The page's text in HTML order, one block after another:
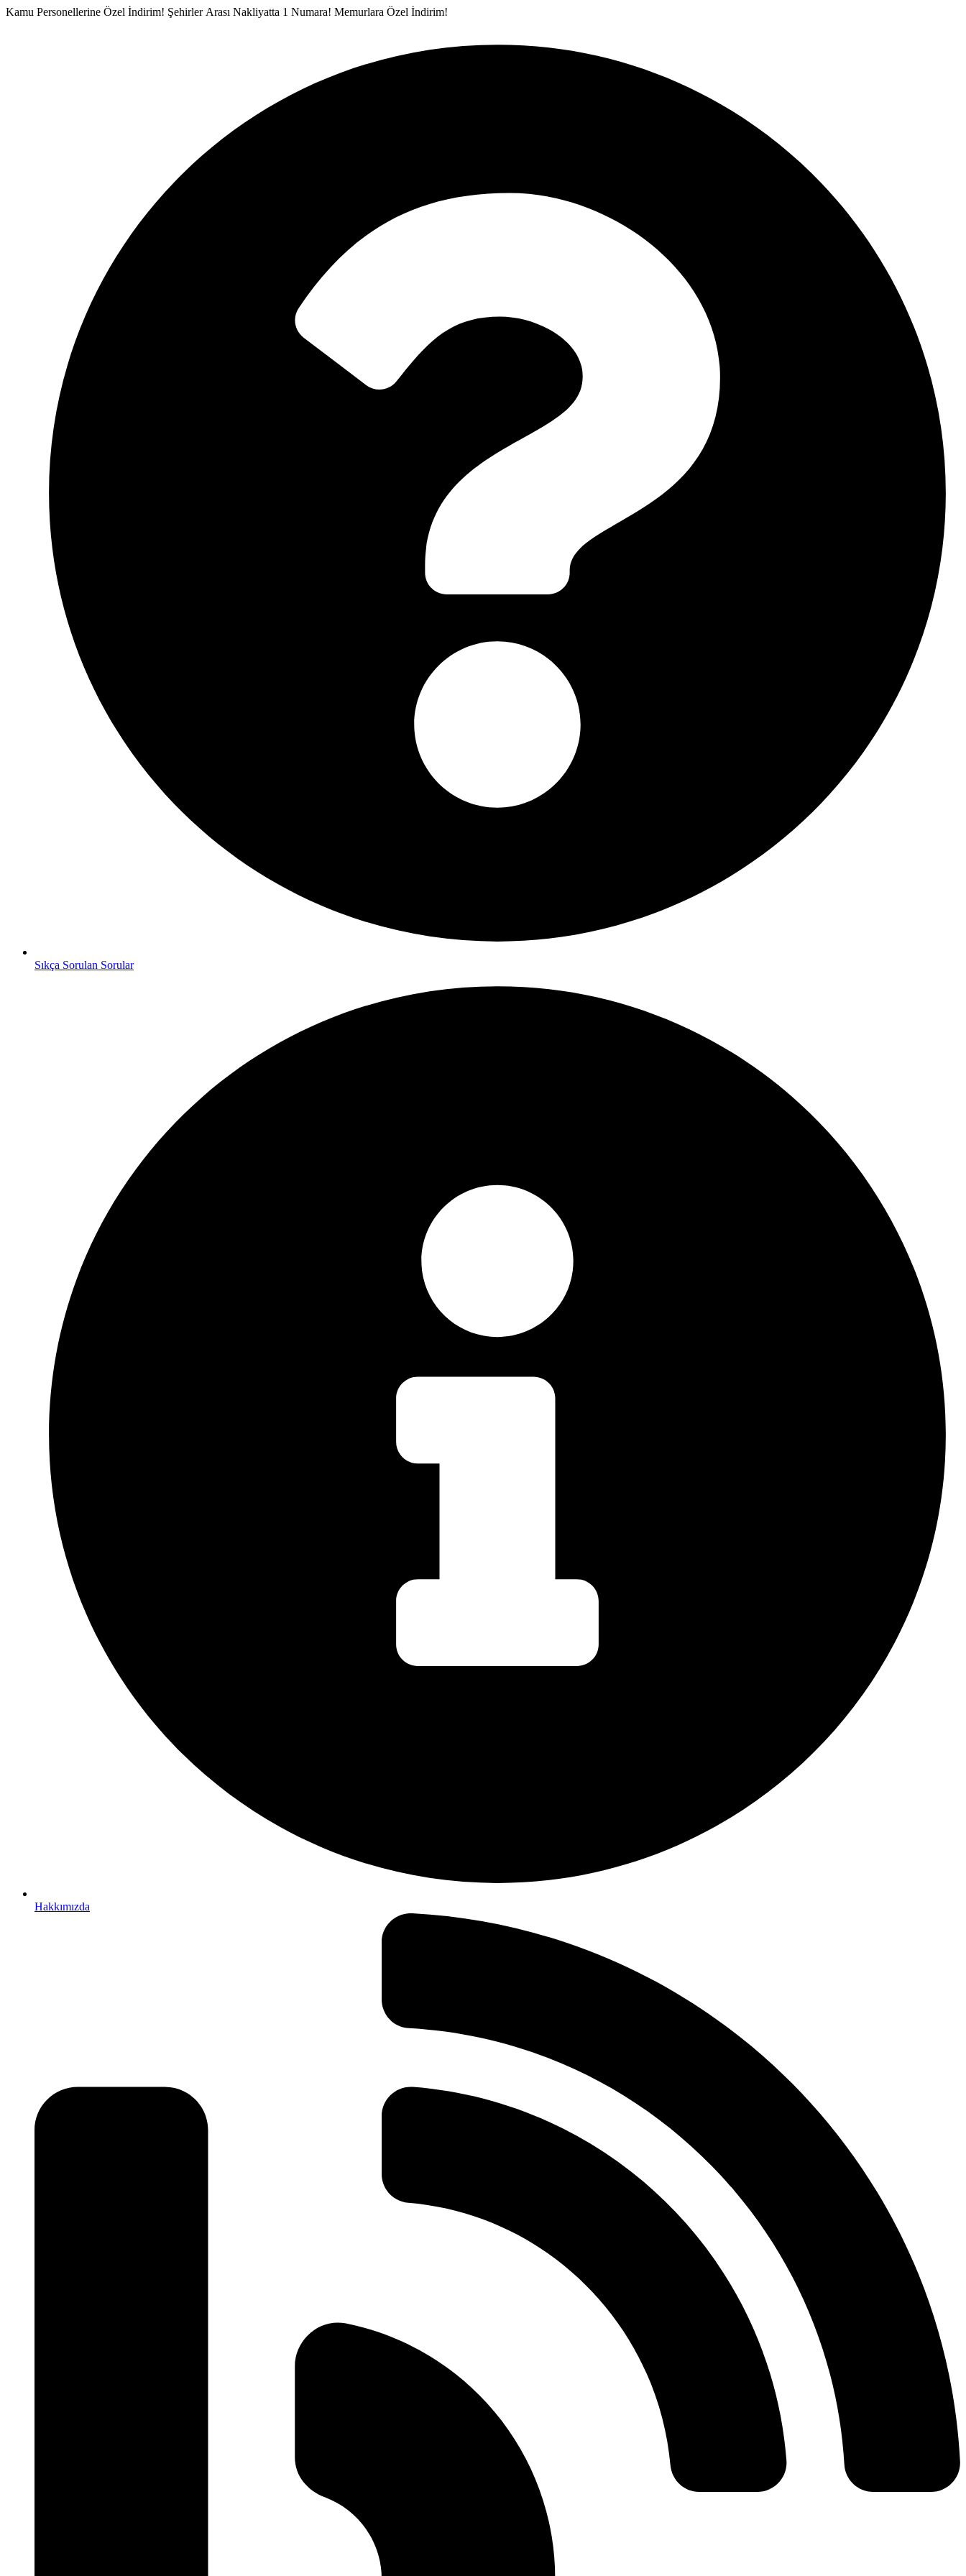
İçeriğe
Kamu Personellerine Özel İndirim! Şehirler Arası Nakliyatta 1 Numara! Memurlara Özel İndirim!
Sıkça Sorulan Sorular
Hakkımızda